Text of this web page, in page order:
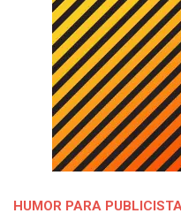
HUMOR PARA